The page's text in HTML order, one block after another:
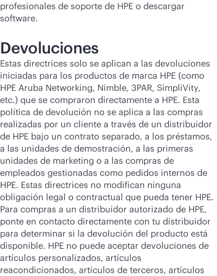
profesionales de soporte de HPE o descargar
software.
Devoluciones
Estas directrices solo se aplican a las devoluciones
iniciadas para los productos de marca HPE (como
HPE Aruba Networking, Nimble, 3PAR, SimpliVity,
etc.) que se compraron directamente a HPE. Esta
política de devolución no se aplica a las compras
realizadas por un cliente a través de un distribuidor
de HPE bajo un contrato separado, a los préstamos,
a las unidades de demostración, a las primeras
unidades de marketing o a las compras de
empleados gestionadas como pedidos internos de
HPE. Estas directrices no modifican ninguna
obligación legal o contractual que pueda tener HPE.
Para compras a un distribuidor autorizado de HPE,
ponte en contacto directamente con tu distribuidor
para determinar si la devolución del producto está
disponible. HPE no puede aceptar devoluciones de
artículos personalizados, artículos
reacondicionados, artículos de terceros, artículos